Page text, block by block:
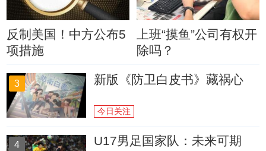
反制美国！中方公布5
项措施
上班“摸鱼”公司有权开
除吗？
3 新版《防卫白皮书》藏祸心
今日关注
4 U17男足国家队：未来可期